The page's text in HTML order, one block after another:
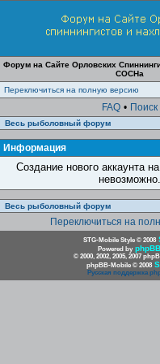
Форум на Сайте Орловских
СОСНа
Переключиться на полную версию
FAQ • Поиск
Весь рыболовный форум
Информация
Создание нового аккаунта
невозможно.
Весь рыболовный форум
Переключиться на
STG-Mobile Style © 2008
Powered by phpBB
© 2000, 2002, 2005, 2007
phpBB-Mobile © 2008
Русская поддержка